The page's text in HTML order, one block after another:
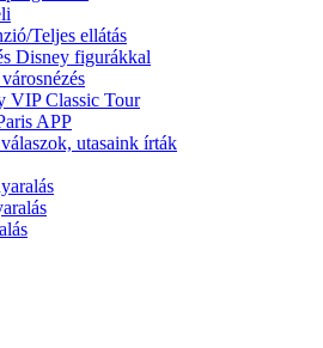
Teljes ellátás
Disney figurákkal
VIP Classic Tour
APP
utasaink írták